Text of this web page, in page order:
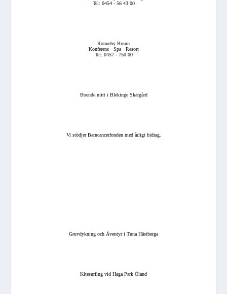
Tel: 0454 - 56 43 00
Ronneby Brunn
Konferens · Spa · Resort
Tel: 0457 - 750 00
Boende mitt i Blekinge Skärgård
Vi stödjer Barncancerfonden med årligt bidrag.
Gruvdykning och Äventyr i Tuna Hästberga
Kitesurfing vid Haga Park Öland